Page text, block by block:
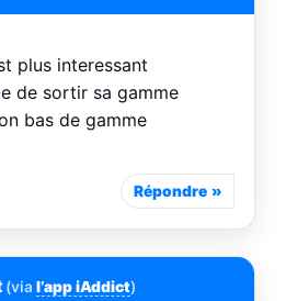
plus interessant
de sortir sa gamme
bas de gamme
Répondre
(via l’app iAddict)